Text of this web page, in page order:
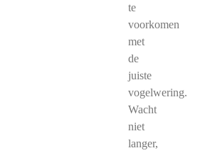
te
voorkomen
met
de
juiste
vogelwering.
Wacht
niet
langer,